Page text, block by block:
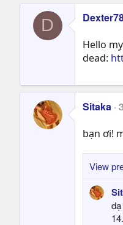
D
Hello
dead:
Sitaka
bạn ơi!
View